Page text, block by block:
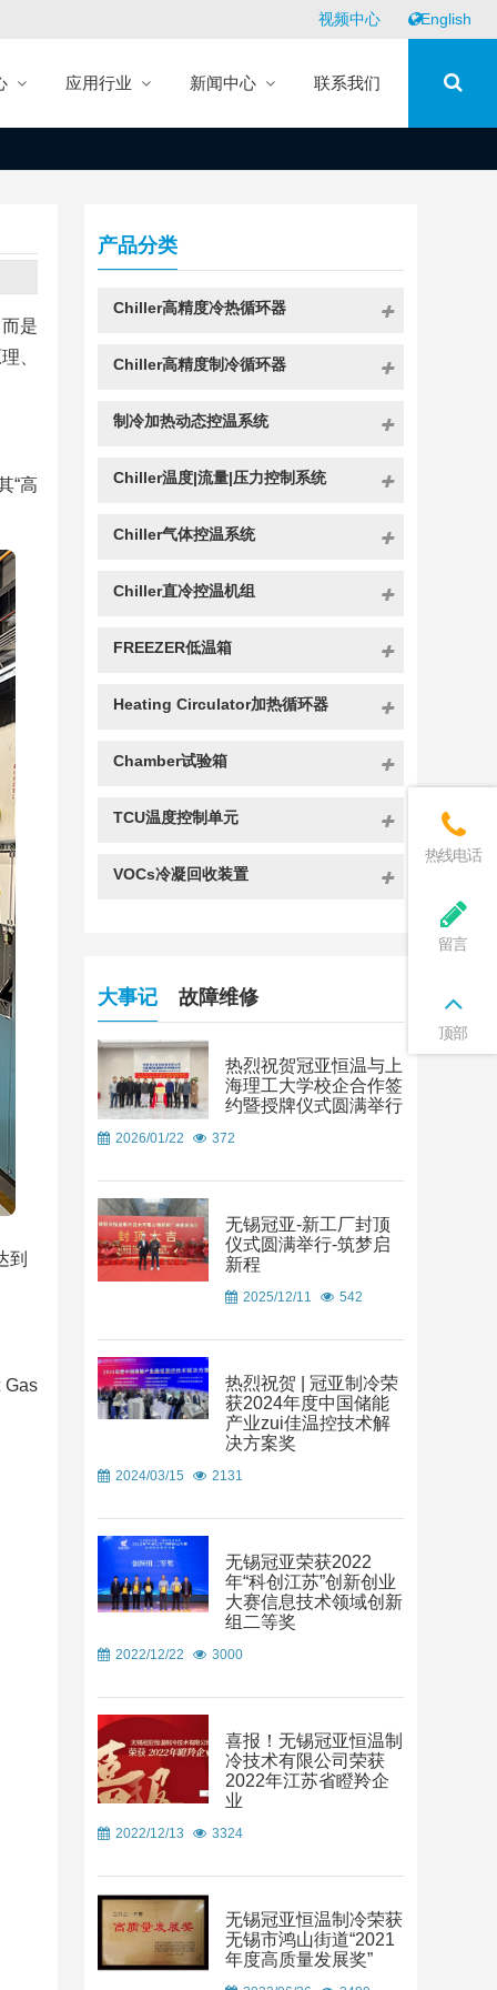
视频中心 English
应用行业 新闻中心 联系我们
是
、
“高
到
产品分类
Chiller高精度冷热循环器
Chiller高精度制冷循环器
制冷加热动态控温系统
Chiller温度|流量|压力控制系统
Chiller气体控温系统
Chiller直冷控温机组
FREEZER低温箱
Heating Circulator加热循环器
Chamber试验箱
TCU温度控制单元
VOCs冷凝回收装置
大事记 故障维修
热烈祝贺冠亚恒温与上
海理工大学校企合作签
约暨授牌仪式圆满举行
2026/01/22 372
无锡冠亚-新工厂封顶
仪式圆满举行-筑梦启
新程
2025/12/11 542
热烈祝贺 | 冠亚制冷荣
获2024年度中国储能
产业zui佳温控技术解
决方案奖
2024/03/15 2131
无锡冠亚荣获2022
年“科创江苏”创新创业
大赛信息技术领域创新
组二等奖
2022/12/22 3000
喜报！无锡冠亚恒温制
冷技术有限公司荣获
2022年江苏省瞪羚企
业
2022/12/13 3324
无锡冠亚恒温制冷荣获
无锡市鸿山街道“2021
年度高质量发展奖”
热线电话
留言
顶部